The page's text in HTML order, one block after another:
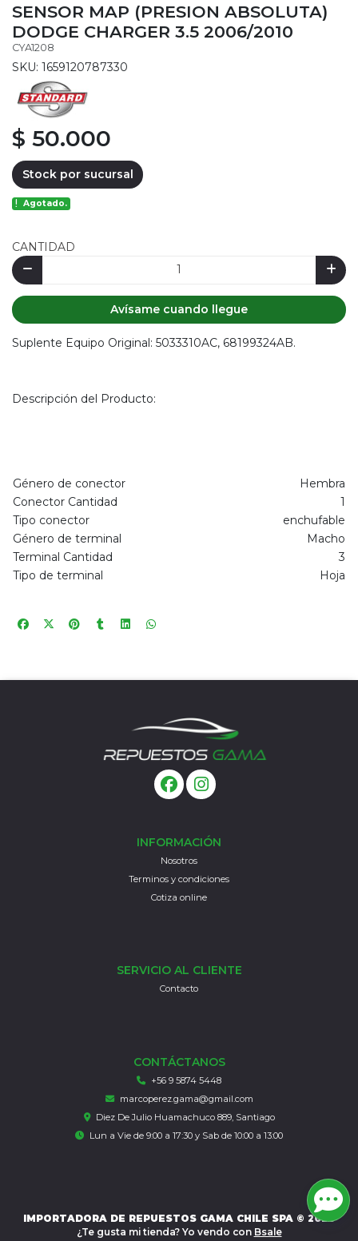
SENSOR MAP (PRESION ABSOLUTA)
DODGE CHARGER 3.5 2006/2010
CYA1208
SKU: 1659120787330
$ 50.000
Stock por sucursal
Agotado.
CANTIDAD
Avísame cuando llegue
Suplente Equipo Original: 5033310AC, 68199324AB.
Descripción del Producto:
Género de conector
Hembra
Conector Cantidad
1
Tipo conector
enchufable
Género de terminal
Macho
Terminal Cantidad
3
Tipo de terminal
Hoja
INFORMACIÓN
Nosotros
Terminos y condiciones
Cotiza online
SERVICIO AL CLIENTE
Contacto
CONTÁCTANOS
+56 9 5874 5448
marcoperez.gama@gmail.com
Diez De Julio Huamachuco 889, Santiago
Lun a Vie de 9:00 a 17:30 y Sab de 10:00 a 13:00
IMPORTADORA DE REPUESTOS GAMA CHILE SPA © 2026
¿Te gusta mi tienda? Yo vendo con Bsale